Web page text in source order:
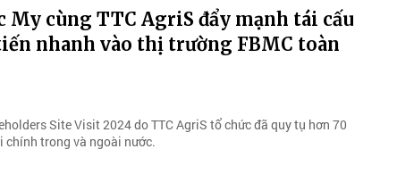
My cùng TTC AgriS đẩy mạnh tái cấu
nhanh vào thị trường FBMC toàn
Site Visit 2024 do TTC AgriS tổ chức đã quy tụ hơn 70
chính trong và ngoài nước.